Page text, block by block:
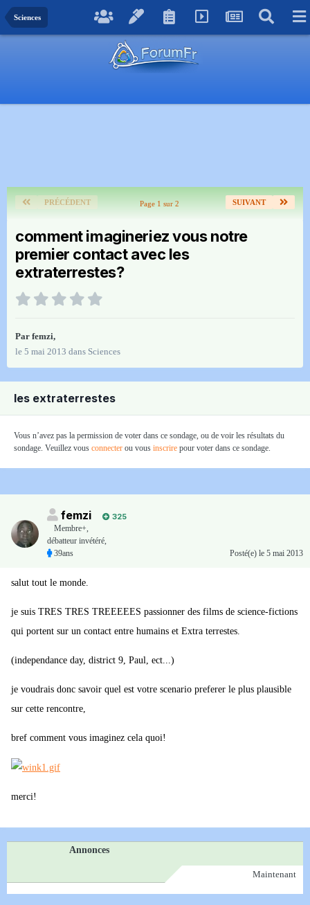
Sciences
PRÉCÉDENT SUIVANT
Page 1 sur 2
comment imagineriez vous notre
premier contact avec les
extraterrestes?
Par femzi,
le 5 mai 2013 dans Sciences
les extraterrestes
Vous n’avez pas la permission de voter dans ce sondage, ou de voir les résultats du
sondage. Veuillez vous connecter ou vous inscrire pour voter dans ce sondage.
femzi
325
Membre+,
débatteur invétéré,
39ans
Posté(e) le 5 mai 2013
salut tout le monde.
je suis TRES TRES TREEEEES passionner des films de science-fictions
qui portent sur un contact entre humains et Extra terrestes.
(independance day, district 9, Paul, ect...)
je voudrais donc savoir quel est votre scenario preferer le plus plausible
sur cette rencontre,
bref comment vous imaginez cela quoi!
merci!
Annonces
Maintenant